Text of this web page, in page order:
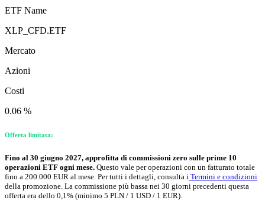
ETF Name
XLP_CFD.ETF
Mercato
Azioni
Costi
0.06 %
Offerta limitata:
Fino al 30 giugno 2027, approfitta di commissioni zero sulle prime 10
operazioni ETF ogni mese. Questo vale per operazioni con un fatturato totale
fino a 200.000 EUR al mese. Per tutti i dettagli, consulta i Termini e condizioni
della promozione. La commissione più bassa nei 30 giorni precedenti questa
offerta era dello 0,1% (minimo 5 PLN / 1 USD / 1 EUR).